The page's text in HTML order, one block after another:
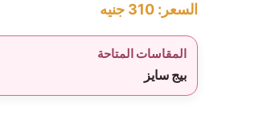
السعر: 310 جنيه
المقاسات المتاحة
بيج سايز